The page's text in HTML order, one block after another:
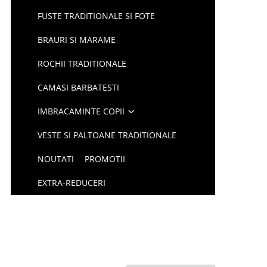
FUSTE TRADITIONALE SI FOTE
BRAURI SI MARAME
ROCHII TRADITIONALE
CAMASI BARBATESTI
IMBRACAMINTE COPII
VESTE SI PALTOANE TRADITIONALE
NOUTATI PROMOTII
EXTRA-REDUCERI